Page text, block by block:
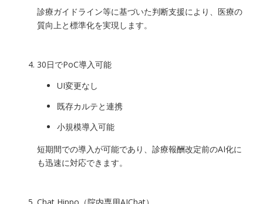
診療ガイドライン等に基づいた判断支援により、医療の
質向上と標準化を実現します。
30日でPoC導入可能
UI変更なし
既存カルテと連携
小規模導入可能
短期間での導入が可能であり、診療報酬改定前のAI化に
も迅速に対応できます。